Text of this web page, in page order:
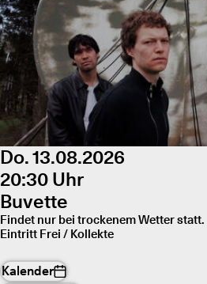
Do. 13.08.2026
20:30 Uhr
Buvette
Findet nur bei trockenem Wetter statt.
Eintritt Frei / Kollekte
Kalender